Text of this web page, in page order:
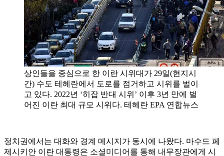
상인들을 중심으로 한 이란 시위대가 29일(현지시
간) 수도 테헤란에서 도로를 점거하고 시위를 벌이
고 있다. 2022년 ‘히잡 반대 시위’ 이후 3년 만에 벌
어진 이란 최대 규모 시위다. 테헤란 EPA 연합뉴스
정치권에서는 대화와 경계 메시지가 동시에 나왔다. 마수드 페
제시키안 이란 대통령은 소셜미디어를 통해 내무장관에게 시